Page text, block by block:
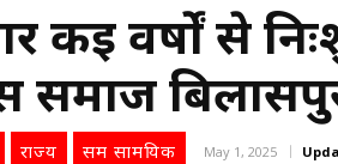
कई वर्षों से
समाज
राज्य सम सामयिक May 1, 2025